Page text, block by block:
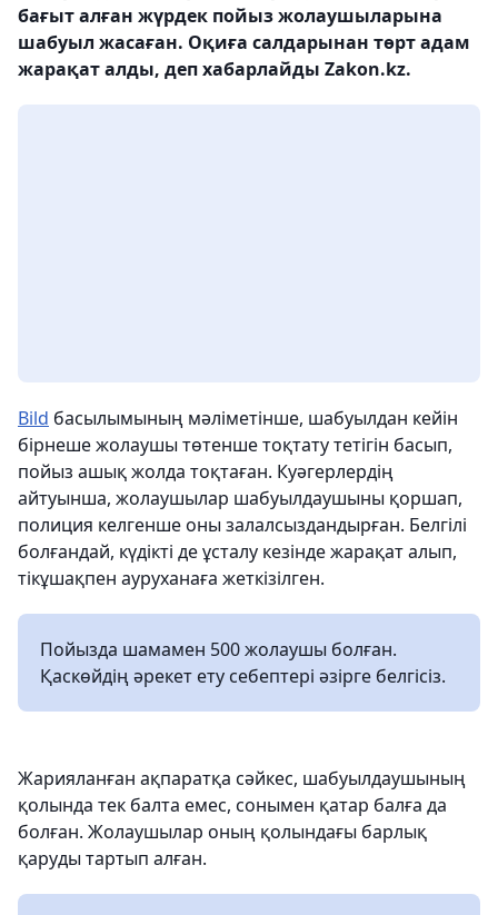
бағыт алған жүрдек пойыз жолаушыларына
шабуыл жасаған. Оқиға салдарынан төрт адам
жарақат алды, деп хабарлайды Zakon.kz.
Bild басылымының мәліметінше, шабуылдан кейін
бірнеше жолаушы төтенше тоқтату тетігін басып,
пойыз ашық жолда тоқтаған. Куәгерлердің
айтуынша, жолаушылар шабуылдаушыны қоршап,
полиция келгенше оны залалсыздандырған. Белгілі
болғандай, күдікті де ұсталу кезінде жарақат алып,
тікұшақпен ауруханаға жеткізілген.
Пойызда шамамен 500 жолаушы болған.
Қаскөйдің әрекет ету себептері әзірге белгісіз.
Жарияланған ақпаратқа сәйкес, шабуылдаушының
қолында тек балта емес, сонымен қатар балға да
болған. Жолаушылар оның қолындағы барлық
қаруды тартып алған.